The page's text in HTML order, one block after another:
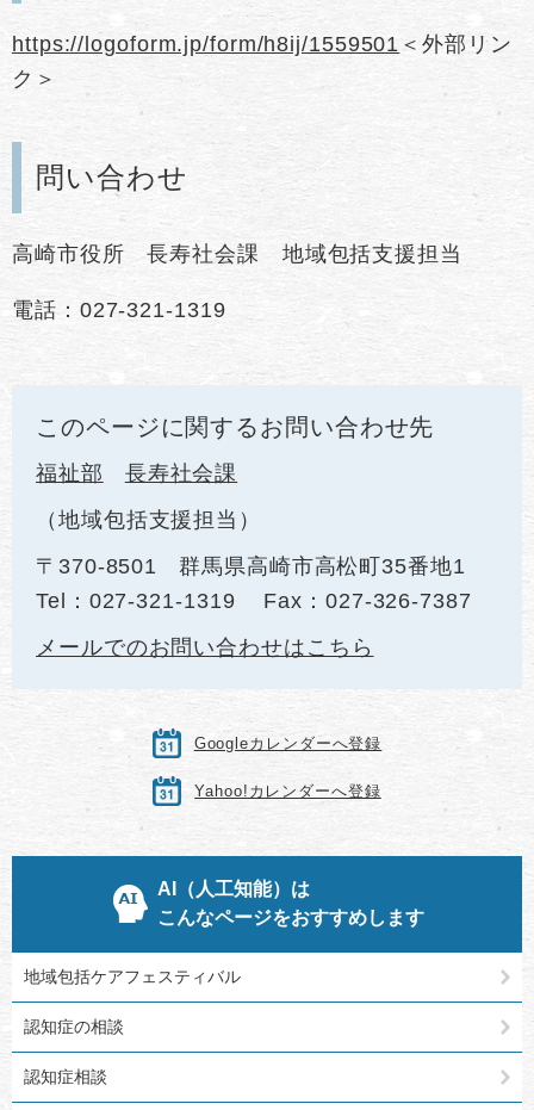
https://logoform.jp/form/h8ij/1559501 ＜外部リン
ク＞
問い合わせ
高崎市役所 長寿社会課 地域包括支援担当
電話：027-321-1319
このページに関するお問い合わせ先
福祉部
長寿社会課
地域包括支援担当
〒370-8501
群馬県高崎市高松町35番地1
Tel：027-321-1319
Fax：027-326-7387
メールでのお問い合わせはこちら
Googleカレンダーへ登録
Yahoo!カレンダーへ登録
AI（人工知能）は
こんなページをおすすめします
地域包括ケアフェスティバル
認知症の相談
認知症相談